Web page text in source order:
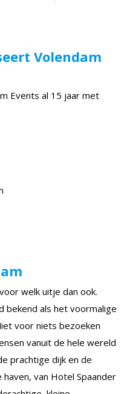
Volendam
Events al 15 jaar met
welk uitje dan ook.
bekend als het voormalige
voor niets bezoeken
vanuit de hele wereld
prachtige dijk en de
van Hotel Spaander